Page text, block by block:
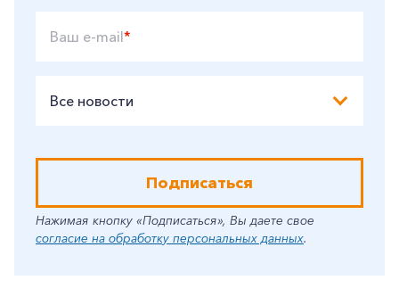
Ваш e-mail*
Все новости
Подписаться
Нажимая кнопку «Подписаться», Вы даете свое
согласие на обработку персональных данных.